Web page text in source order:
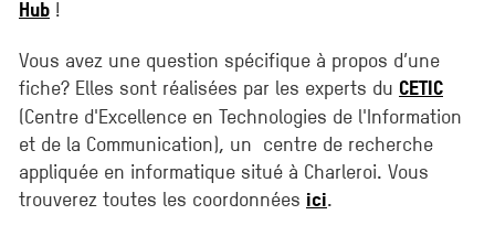
Hub !
Vous avez une question spécifique à propos d’une
fiche? Elles sont réalisées par les experts du CETIC
(Centre d'Excellence en Technologies de l'Information
et de la Communication), un centre de recherche
appliquée en informatique situé à Charleroi. Vous
trouverez toutes les coordonnées ici.